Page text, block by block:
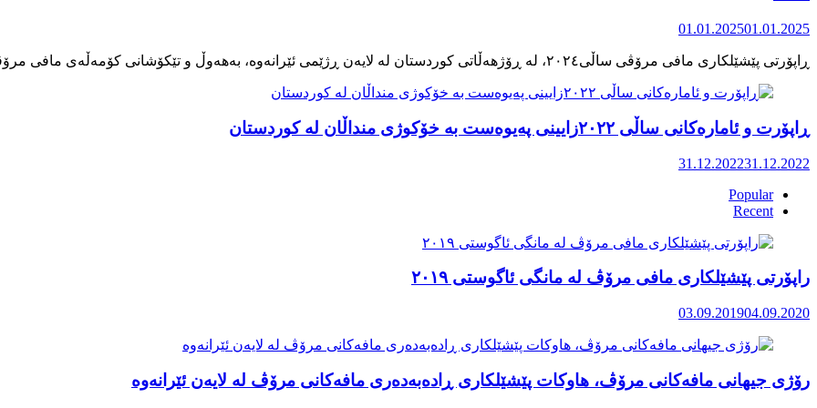
01.01.202501.01.2025
ڕاپۆرت و ئامارەکانی ساڵی ٢٠٢٢زایینی پەیوەست بە خۆکوژی منداڵان لە کوردستان
31.12.202231.12.2022
Popular
Recent
راپۆرتی پێشێلكاری مافی مرۆڤ له‌ مانگی ئاگوستی ٢٠١٩
03.09.201904.09.2020
رۆژی جیهانی مافەکانی مرۆڤ، هاوکات پێشێلکاری ڕادەبەدەری مافەکانی مرۆڤ لە لایەن ئێرانەوە